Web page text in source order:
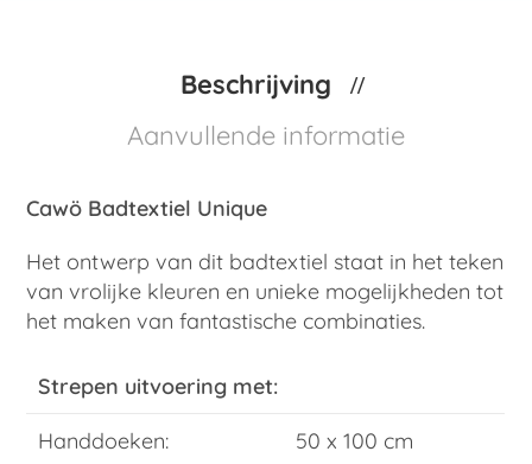
Beschrijving
Aanvullende informatie
Cawö Badtextiel Unique
Het ontwerp van dit badtextiel staat in het teken
van vrolijke kleuren en unieke mogelijkheden tot
het maken van fantastische combinaties.
Strepen uitvoering met:
Handdoeken:
50 x 100 cm